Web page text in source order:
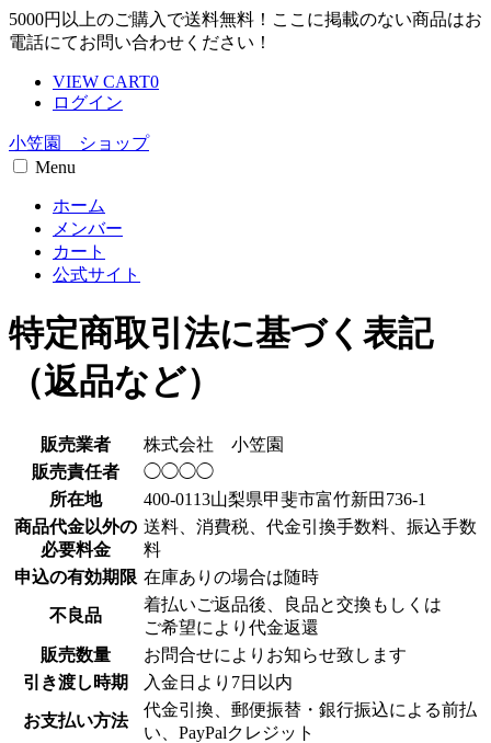
5000円以上のご購入で送料無料！ここに掲載のない商品はお
電話にてお問い合わせください！
VIEW CART0
ログイン
小笠園 ショップ
Menu
ホーム
メンバー
カート
公式サイト
特定商取引法に基づく表記
（返品など）
販売業者
株式会社 小笠園
販売責任者
◯◯◯◯
所在地
400-0113山梨県甲斐市富竹新田736-1
商品代金以外の
必要料金
送料、消費税、代金引換手数料、振込手数
料
申込の有効期限 在庫ありの場合は随時
不良品
着払いご返品後、良品と交換もしくは
ご希望により代金返還
販売数量
お問合せによりお知らせ致します
引き渡し時期
入金日より7日以内
お支払い方法
代金引換、郵便振替・銀行振込による前払
い、PayPalクレジット